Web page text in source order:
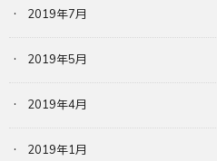
2019年7月
2019年5月
2019年4月
2019年1月